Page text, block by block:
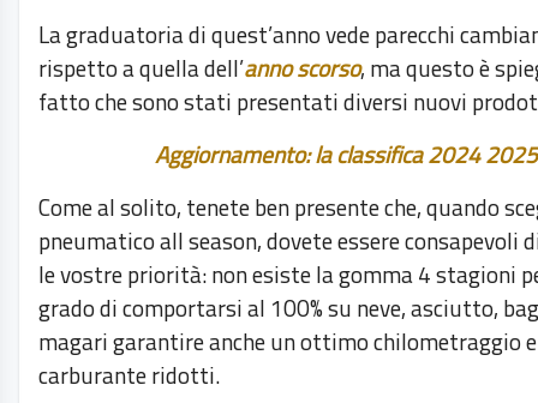
La graduatoria di quest’anno vede parecchi
rispetto a quella dell’anno scorso, ma questo è
fatto che sono stati presentati diversi nuovi
Aggiornamento: la classifica 2024 2025
Come al solito, tenete ben presente che, quando
pneumatico all season, dovete essere consapevoli
le vostre priorità: non esiste la gomma 4 stagioni
grado di comportarsi al 100% su neve, asciutto,
magari garantire anche un ottimo chilometraggio
carburante ridotti.